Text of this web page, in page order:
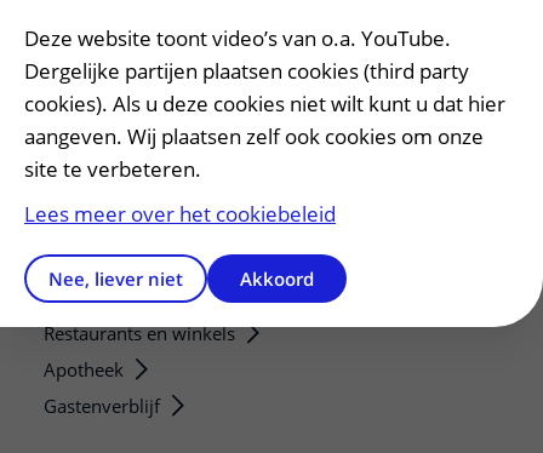
Service, contact en faciliteiten
Contact
Adres en route
Parkeren
Faciliteiten en voorzieningen
Restaurants en winkels
Apotheek
Gastenverblijf
Deze website toont video’s van o.a. YouTube.
Dergelijke partijen plaatsen cookies (third party
cookies). Als u deze cookies niet wilt kunt u dat hier
aangeven. Wij plaatsen zelf ook cookies om onze
site te verbeteren.
Lees meer over het cookiebeleid
Nee, liever niet Akkoord